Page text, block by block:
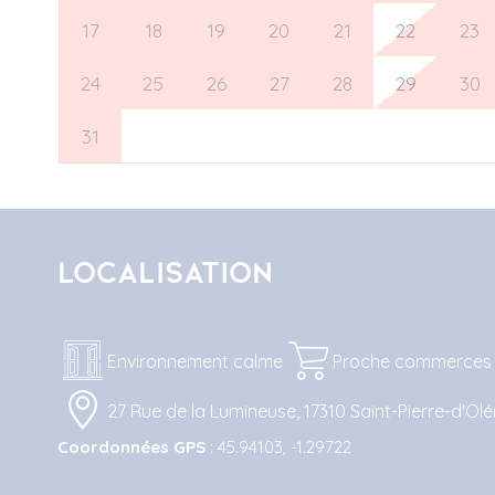
17 18 19 20 21 22 23
24 25 26 27 28 29 30
31
Localisation
Environnement calme Proche commerces
27 Rue de la Lumineuse, 17310 Saint-Pierre-
Coordonnées GPS : 45.94103, -1.29722